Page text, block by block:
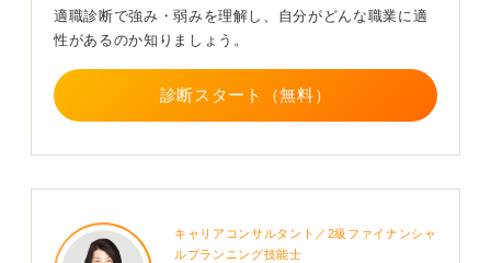
リアルな情報収集で、自分だけの武器を手に入れよ
また、新サービスの開始やM＆A、SDGsへの取り組みな
た」といった形で関心を示すことができると良いです
ね。また、職場見学やOB・OG訪問などは実際の働き方
適職診断で強み・弱みを理解し、自分がどんな職業に適
性があるのか知りましょう。
診断スタート（無料）
キャリアコンサルタント／2級ファイナンシャ
ルプランニング技能士